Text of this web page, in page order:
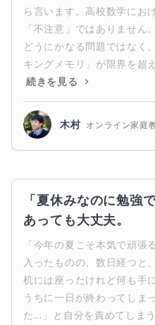
ら言います。高校数学にお
「不注意」ではありませ
どうにかなる問題ではなく
キングメモリ」が限界を超
続きを見る
木村 オンライン家庭
「夏休みなのに勉強
あっても大丈夫。
「今年の夏こそ本気で頑張
入ったものの、数日経つと
机には座ったけれど何も手
うちに一日が終わってしま
た…」と自分を責めてしま